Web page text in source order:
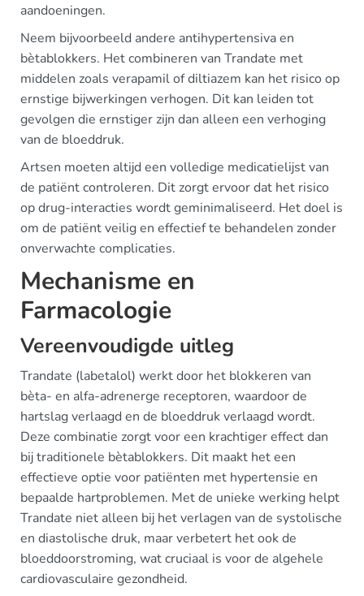
aandoeningen.
Neem bijvoorbeeld andere antihypertensiva en
bètablokkers. Het combineren van Trandate met
middelen zoals verapamil of diltiazem kan het risico op
ernstige bijwerkingen verhogen. Dit kan leiden tot
gevolgen die ernstiger zijn dan alleen een verhoging
van de bloeddruk.
Artsen moeten altijd een volledige medicatielijst van
de patiënt controleren. Dit zorgt ervoor dat het risico
op drug-interacties wordt geminimaliseerd. Het doel is
om de patiënt veilig en effectief te behandelen zonder
onverwachte complicaties.
Mechanisme en
Farmacologie
Vereenvoudigde uitleg
Trandate (labetalol) werkt door het blokkeren van
bèta- en alfa-adrenerge receptoren, waardoor de
hartslag verlaagd en de bloeddruk verlaagd wordt.
Deze combinatie zorgt voor een krachtiger effect dan
bij traditionele bètablokkers. Dit maakt het een
effectieve optie voor patiënten met hypertensie en
bepaalde hartproblemen. Met de unieke werking helpt
Trandate niet alleen bij het verlagen van de systolische
en diastolische druk, maar verbetert het ook de
bloeddoorstroming, wat cruciaal is voor de algehele
cardiovasculaire gezondheid.